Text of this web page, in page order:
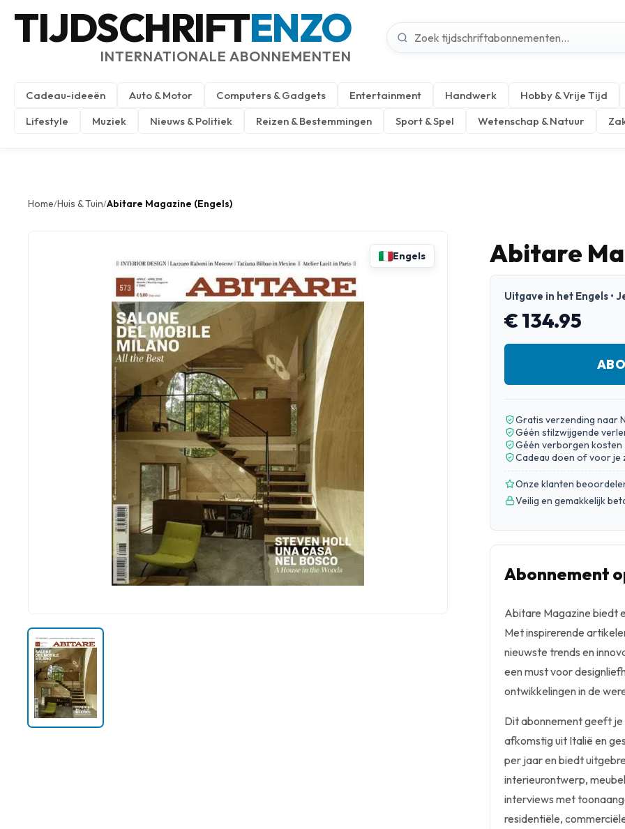
TIJDSCHRIFTENZO
INTERNATIONALE ABONNEMENTEN
Cadeau-ideeën Auto & Motor Computers & Gadgets Entertainment Handwerk
Hobby & Vrije Tijd
Lifestyle
Muziek Nieuws & Politiek Reizen & Bestemmingen Sport & Spel Wetenschap & Natuur
Home/Huis & Tuin/Abitare Magazine (Engels)
Engels Abitare
Uitgave in het Engels •
€ 134.95
Gratis verzending naar
Géén stilzwijgende
Géén verborgen kosten
Cadeau doen of voor je
Onze klanten
Veilig en gemakkelijk
Abonnement
Abitare Magazine biedt
Met inspirerende
nieuwste trends en
een must voor
ontwikkelingen in de
Dit abonnement geeft
afkomstig uit Italië en
per jaar en biedt
interieurontwerp,
interviews met
residentiële,